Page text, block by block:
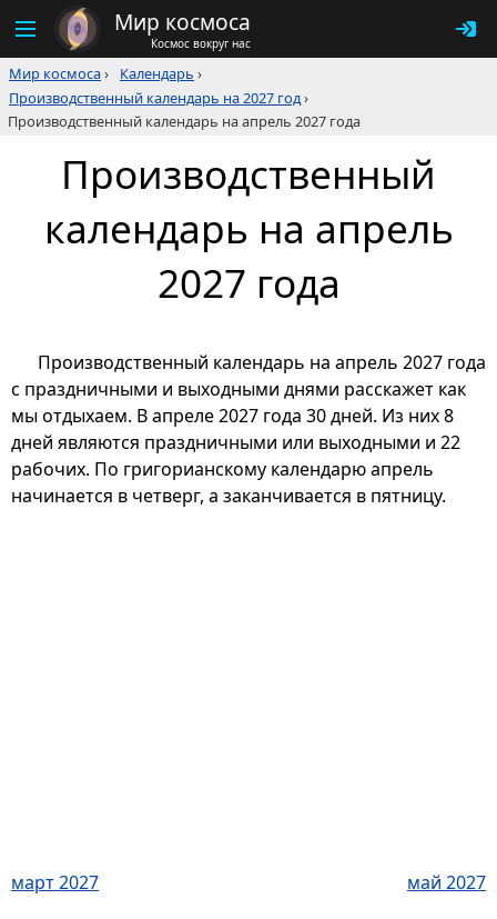
Мир космоса
Космос вокруг нас
Мир космоса› Календарь ›
Производственный календарь на 2027 год›
Производственный календарь на апрель 2027 года
Производственный
календарь на апрель
2027 года
Производственный календарь на апрель 2027 года
с праздничными и выходными днями расскажет как
мы отдыхаем. В апреле 2027 года 30 дней. Из них 8
дней являются праздничными или выходными и 22
рабочих. По григорианскому календарю апрель
начинается в четверг, а заканчивается в пятницу.
март 2027 май 2027